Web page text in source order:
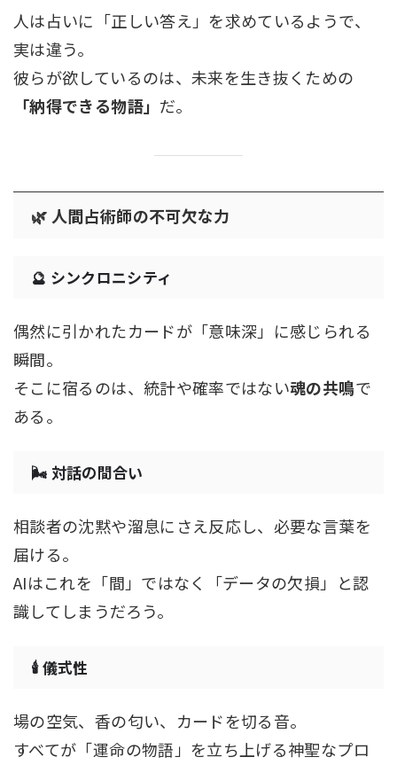
人は占いに「正しい答え」を求めているようで、
実は違う。
彼らが欲しているのは、未来を生き抜くための
「納得できる物語」 だ。
🌿 人間占術師の不可欠な力
🔮 シンクロニシティ
偶然に引かれたカードが「意味深」に感じられる
瞬間。
そこに宿るのは、統計や確率ではない魂の共鳴で
ある。
🌬 対話の間合い
相談者の沈黙や溜息にさえ反応し、必要な言葉を
届ける。
AIはこれを「間」ではなく「データの欠損」と認
識してしまうだろう。
🕯 儀式性
場の空気、香の匂い、カードを切る音。
すべてが「運命の物語」を立ち上げる神聖なプロ